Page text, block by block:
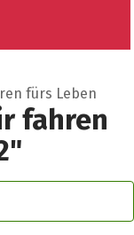
fürs Leben
fahren